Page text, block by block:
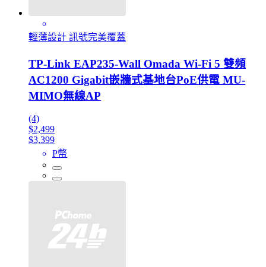
輕薄設計 訊號完美覆蓋
TP-Link EAP235-Wall Omada Wi-Fi 5 雙頻
AC1200 Gigabit嵌牆式基地台PoE供電 MU-
MIMO無線AP
(4)
$2,499
$3,399
P幣